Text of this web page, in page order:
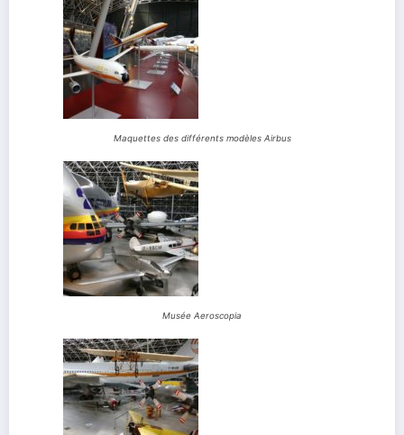
Maquettes des différents modèles Airbus
Musée Aeroscopia